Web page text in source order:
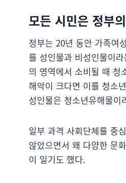
모든 시민은 정부
정부는 20년 동안 가족여
를 성인물과 비성인물이
의 영역에서 소비될 때 청
해악이 크다면 이를 청소
성인물은 청소년유해물
일부 과격 사회단체를 중
않았으면서 왜 다양한 문
이 일기도 했다.